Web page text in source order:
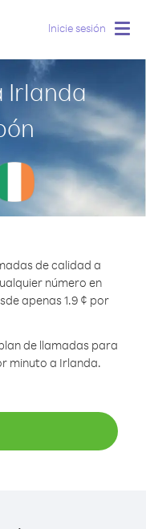
Inicie sesión
Irlanda
de calidad a
número en
apenas 1.9 ¢ por
de llamadas para
minuto a Irlanda.